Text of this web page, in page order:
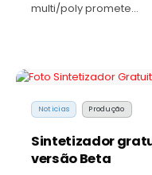
multi/poly promete…
Noticias Produção
Sintetizador
versão Beta